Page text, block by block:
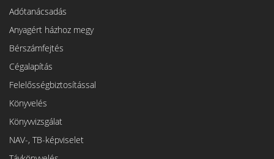
Adótanácsadás
Anyagért házhoz megy
Bérszámfejtés
Cégalapítás
Felelősségbiztosítással
Könyvelés
Könyvvizsgálat
NAV-, TB-képviselet